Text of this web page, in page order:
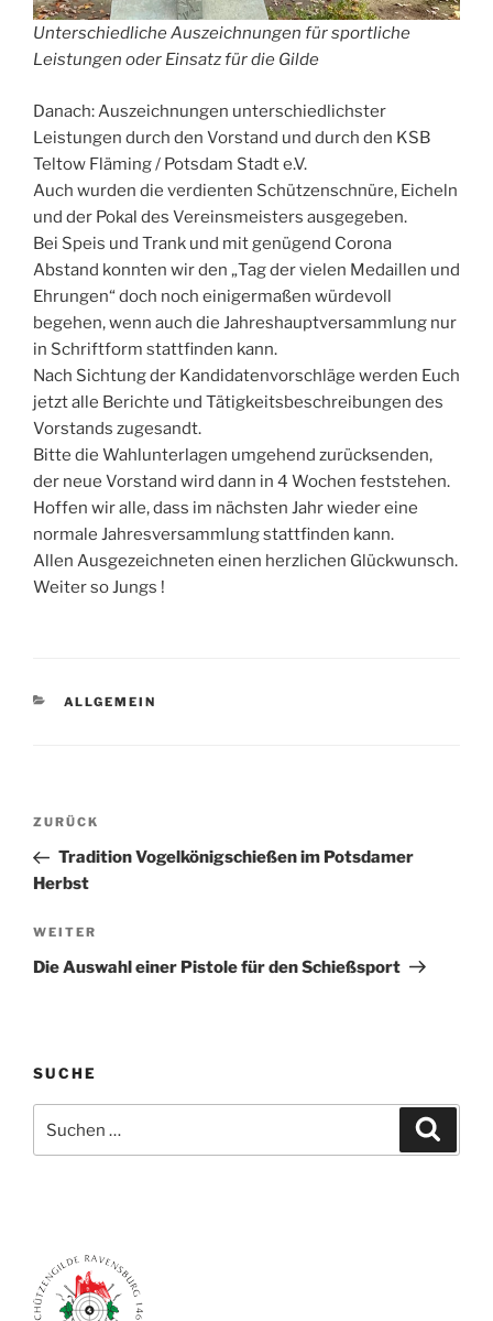
Unterschiedliche Auszeichnungen für sportliche
Leistungen oder Einsatz für die Gilde
Danach: Auszeichnungen unterschiedlichster
Leistungen durch den Vorstand und durch den KSB
Teltow Fläming / Potsdam Stadt e.V.
Auch wurden die verdienten Schützenschnüre, Eicheln
und der Pokal des Vereinsmeisters ausgegeben.
Bei Speis und Trank und mit genügend Corona
Abstand konnten wir den „Tag der vielen Medaillen und
Ehrungen“ doch noch einigermaßen würdevoll
begehen, wenn auch die Jahreshauptversammlung nur
in Schriftform stattfinden kann.
Nach Sichtung der Kandidatenvorschläge werden Euch
jetzt alle Berichte und Tätigkeitsbeschreibungen des
Vorstands zugesandt.
Bitte die Wahlunterlagen umgehend zurücksenden,
der neue Vorstand wird dann in 4 Wochen feststehen.
Hoffen wir alle, dass im nächsten Jahr wieder eine
normale Jahresversammlung stattfinden kann.
Allen Ausgezeichneten einen herzlichen Glückwunsch.
Weiter so Jungs !
KATEGORIEN
ALLGEMEIN
Beitragsnavigation
Vorheriger
Beitrag
ZURÜCK
Tradition Vogelkönigschießen im Potsdamer
Herbst
Nächster
Beitrag
WEITER
Die Auswahl einer Pistole für den Schießsport
SUCHE
nach: